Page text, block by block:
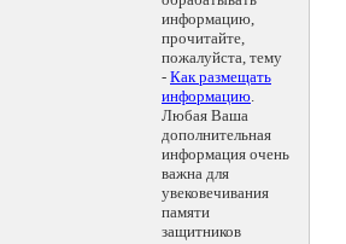
информацию,
прочитайте,
пожалуйста, тему
- Как размещать
информацию.
Любая Ваша
дополнительная
информация очень
важна для
увековечивания
памяти
защитников